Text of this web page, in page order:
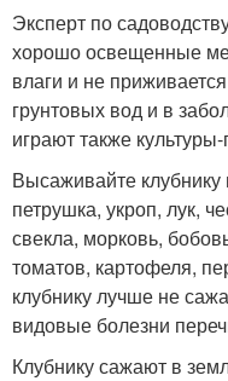
Эксперт по
хорошо освещенные
влаги и не
грунтовых вод и в
играют также
Высаживайте клубнику
петрушка, укроп, лук,
свекла, морковь,
томатов, картофеля,
клубнику лучше не
видовые болезни
Клубнику сажают в